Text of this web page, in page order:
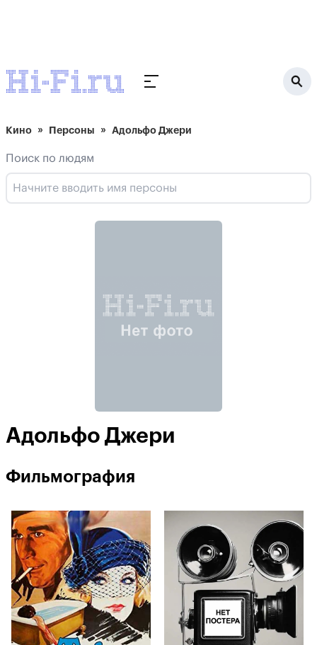
Кино Персоны Адольфо Джери
Поиск по людям
Адольфо Джери
Фильмография